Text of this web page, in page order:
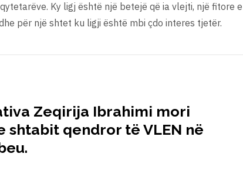
Ky ligj është një betejë që ia vlejti, një
për një shtet ku ligji është mbi çdo interes tjetër.
Zeqirija Ibrahimi mori
shtabit qendror të VLEN në